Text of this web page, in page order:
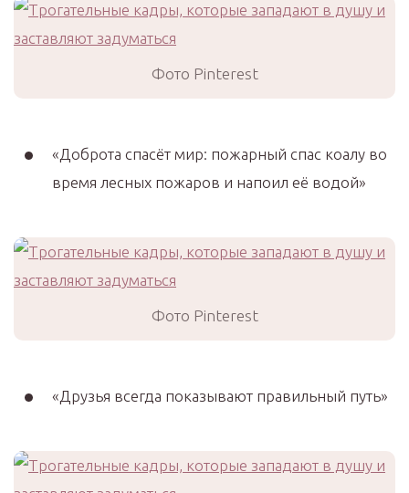
Фото Pinterest
«Доброта спасёт мир: пожарный спас коалу во
время лесных пожаров и напоил её водой»
Фото Pinterest
«Друзья всегда показывают правильный путь»